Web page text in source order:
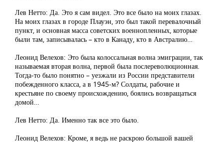
Лев Нетто: Да. Это я сам видел. Это все было на моих глазах.
На моих глазах в городе Плауэн, это был такой перевалочный
пункт, и основная масса советских военнопленных, которые
были там, записывалась – кто в Канаду, кто в Австралию…
Леонид Велехов: Это была колоссальная волна эмиграции, так
называемая вторая волна, первой была послереволюционная.
Тогда-то было понятно – уезжали из России представители
побежденного класса, а в 1945-м? Солдаты, рабочие и
крестьяне по своему происхождению, боялись возвращаться
домой…
Лев Нетто: Да. Именно так все это было.
Леонид Велехов: Кроме, я ведь не раскрою большой вашей